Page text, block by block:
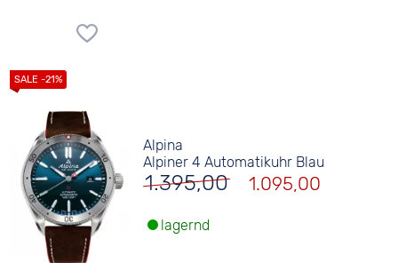
Alpina
Alpiner 4 Automatikuhr Blau
1.395,00 1.095,00
lagernd